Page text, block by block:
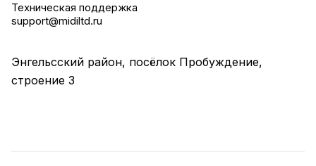
Техническая поддержка
support@midiltd.ru
Энгельсский район, посёлок Пробуждение,
строение 3